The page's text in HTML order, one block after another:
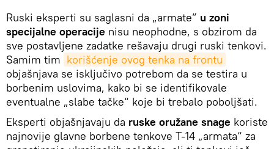
Ruski eksperti su saglasni da „armate” u zoni
specijalne operacije nisu neophodne, s obzirom da
sve postavljene zadatke rešavaju drugi ruski tenkovi.
Samim tim korišćenje ovog tenka na frontu
objašnjava se isključivo potrebom da se testira u
borbenim uslovima, kako bi se identifikovale
eventualne „slabe tačke“ koje bi trebalo poboljšati.
Eksperti objašnjavaju da ruske oružane snage koriste
najnovije glavne borbene tenkove T-14 „armata“ za